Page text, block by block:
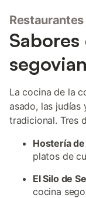
La cocina de la
asado, las judías
tradicional. Tres
Hostería
platos de
El Silo de
cocina